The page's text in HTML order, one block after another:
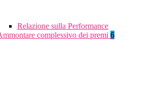
Relazione sulla Performance
complessivo dei premi 6